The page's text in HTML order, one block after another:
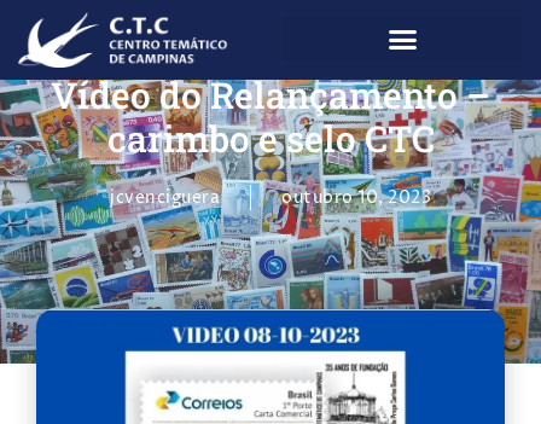
Vídeo do Relançamento –
carimbo e selo CTC
jcvenciguera outubro 10, 2023